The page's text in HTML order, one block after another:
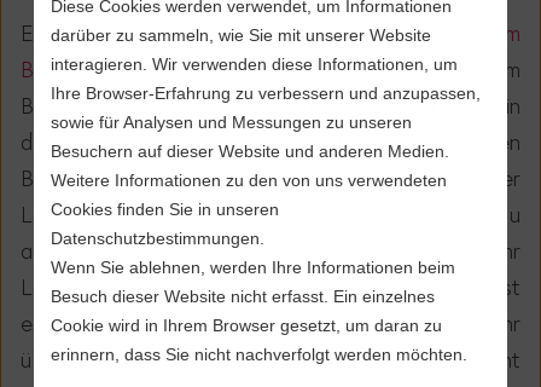
Diese Cookies werden verwendet, um Informationen
darüber zu sammeln, wie Sie mit unserer Website
interagieren. Wir verwenden diese Informationen, um
Ihre Browser-Erfahrung zu verbessern und anzupassen,
sowie für Analysen und Messungen zu unseren
Besuchern auf dieser Website und anderen Medien.
Weitere Informationen zu den von uns verwendeten
Cookies finden Sie in unseren
Datenschutzbestimmungen.
Wenn Sie ablehnen, werden Ihre Informationen beim
Besuch dieser Website nicht erfasst. Ein einzelnes
Cookie wird in Ihrem Browser gesetzt, um daran zu
erinnern, dass Sie nicht nachverfolgt werden möchten.
Einige Liveblog-Softwares,unsere zum
Beispiel, erlauben es dir, interaktive Medien wie zum
Beispiel Umfragen, Live-Kommentare oder Quiz in
deinen Liveblog einzubetten. Diese interaktiven
Beiträge führen zu einem längeren Aufenthalt der
Leser auf deiner Webseite. Dadurch erfährst du
außerdem mehr über ihre Persönlichkeit sowie ihr
Leseverhalten. Mit dem
"Zerfall des Cookies"
ist
es notwendig, neue Wege zu finden, wie man mehr
über seine Leser erfährt, um ihnen nur den Content